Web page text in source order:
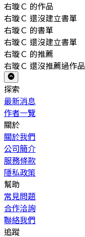
右璇Ｃ 的作品
右璇Ｃ 還沒建立書單
右璇Ｃ 的書單
右璇Ｃ 還沒建立書單
右璇Ｃ 的推薦
右璇Ｃ 還沒推薦過作品
探索
最新消息
作者一覽
關於
關於我們
公司簡介
服務條款
隱私政策
幫助
常見問題
合作洽詢
聯絡我們
追蹤